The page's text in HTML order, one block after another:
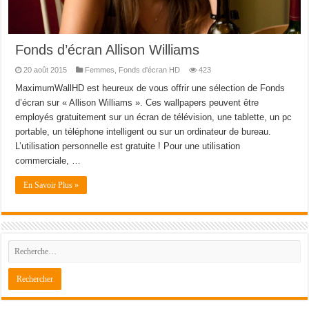
Fonds d’écran Allison Williams
20 août 2015 Femmes Fonds d'écran HD 423
MaximumWallHD est heureux de vous offrir une sélection de Fonds
d’écran sur « Allison Williams ». Ces wallpapers peuvent être
employés gratuitement sur un écran de télévision, une tablette, un pc
portable, un téléphone intelligent ou sur un ordinateur de bureau.
L’utilisation personnelle est gratuite ! Pour une utilisation
commerciale, …
En Savoir Plus »